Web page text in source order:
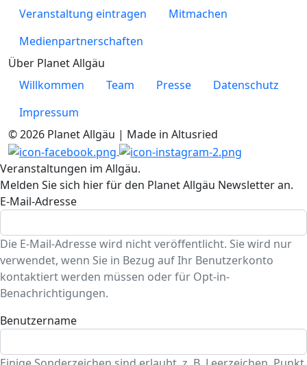
Veranstaltung eintragen
Mitmachen
Medienpartnerschaften
Über Planet Allgäu
Willkommen
Team Presse
Datenschutz
Impressum
© 2026 Planet Allgäu | Made in Altusried
Veranstaltungen im Allgäu.
Melden Sie sich hier für den Planet Allgäu Newsletter an.
E-Mail-Adresse
Die E-Mail-Adresse wird nicht veröffentlicht. Sie wird nur
verwendet, wenn Sie in Bezug auf Ihr Benutzerkonto
kontaktiert werden müssen oder für Opt-in-
Benachrichtigungen.
Benutzername